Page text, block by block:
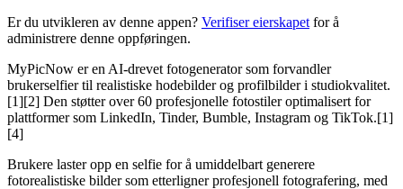
Er du utvikleren av denne appen? Verifiser eierskapet for å
administrere denne oppføringen.
MyPicNow er en AI-drevet fotogenerator som forvandler
brukerselfier til realistiske hodebilder og profilbilder i studiokvalitet.
[1][2] Den støtter over 60 profesjonelle fotostiler optimalisert for
plattformer som LinkedIn, Tinder, Bumble, Instagram og TikTok.[1]
[4]
Brukere laster opp en selfie for å umiddelbart generere
fotorealistiske bilder som etterligner profesjonell fotografering, med